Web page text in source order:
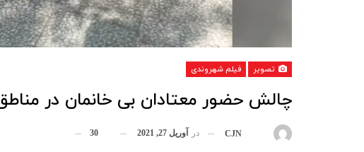
تصویر فیلم شهروندی
چالش حضور معتادان بی خانمان در
CJN در آوریل 27, 2021 30